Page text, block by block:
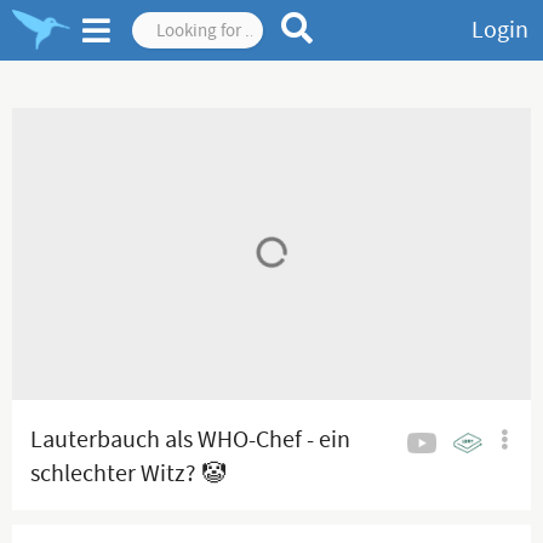
Login
Lauterbauch als WHO-Chef - ein
schlechter Witz? 🤡